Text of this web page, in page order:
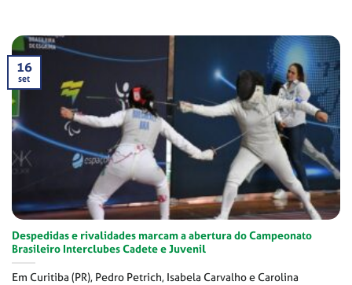
Despedidas e rivalidades marcam a abertura do Campeonato
Brasileiro Interclubes Cadete e Juvenil
Em Curitiba (PR), Pedro Petrich, Isabela Carvalho e Carolina
16
set